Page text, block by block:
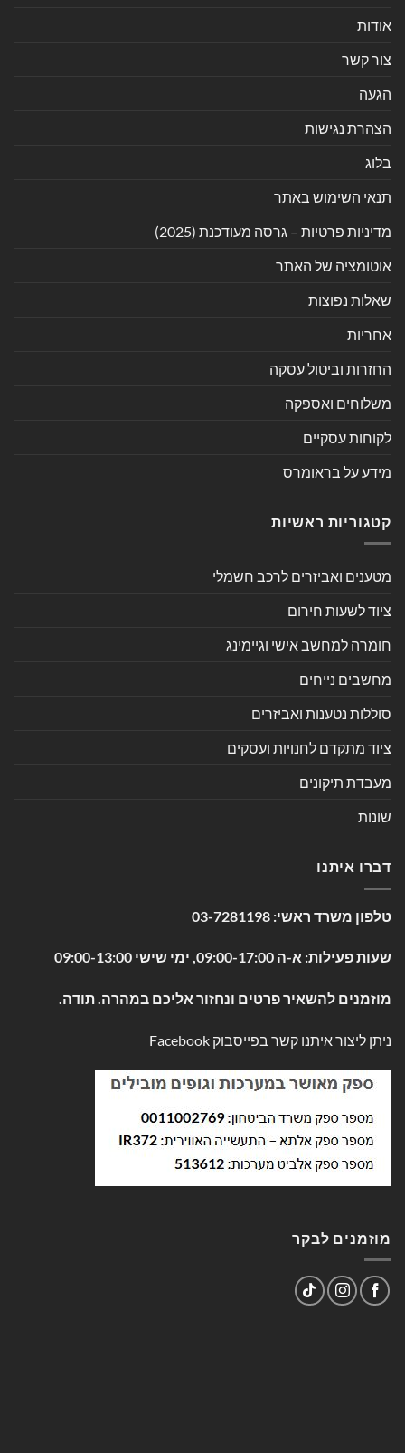
אודות
צור קשר
הגעה
הצהרת נגישות
בלוג
תנאי השימוש באתר
מדיניות פרטיות – גרסה מעודכנת (2025)
אוטומציה של האתר
שאלות נפוצות
אחריות
החזרות וביטול עסקה
משלוחים ואספקה
לקוחות עסקיים
מידע על בראומרס
קטגוריות ראשיות
מטענים ואביזרים לרכב חשמלי
ציוד לשעות חירום
חומרה למחשב אישי וגיימינג
מחשבים נייחים
סוללות נטענות ואביזרים
ציוד מתקדם לחנויות ועסקים
מעבדת תיקונים
שונות
דברו איתנו
טלפון משרד ראשי: 03-7281198
שעות פעילות: א-ה 09:00-17:00, ימי שישי 09:00-13:00
מוזמנים להשאיר פרטים ונחזור אליכם במהרה. תודה.
ניתן ליצור איתנו קשר בפייסבוק Facebook
מוזמנים לבקר